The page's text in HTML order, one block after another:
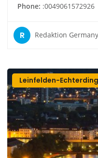
Phone: :0049061572926
R Redaktion Germany
Leinfelden-